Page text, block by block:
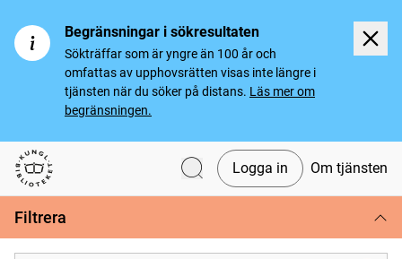
Begränsningar i sökresultaten
Sökträffar som är yngre än 100 år och
omfattas av upphovsrätten visas inte längre i
tjänsten när du söker på distans. Läs mer om
begränsningen.
Svenska tidningar
Logga in Om tjänsten
Filtrera